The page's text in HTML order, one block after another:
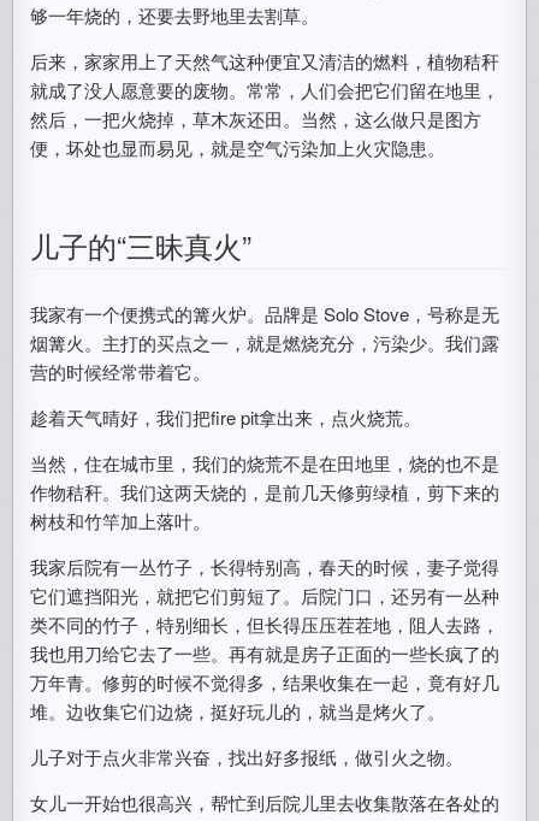
够一年烧的，还要去野地里去割草。
后来，家家用上了天然气这种便宜又清洁的燃料，植物秸秆
就成了没人愿意要的废物。常常，人们会把它们留在地里，
然后，一把火烧掉，草木灰还田。当然，这么做只是图方
便，坏处也显而易见，就是空气污染加上火灾隐患。
儿子的“三昧真火”
我家有一个便携式的篝火炉。品牌是 Solo Stove，号称是无
烟篝火。主打的买点之一，就是燃烧充分，污染少。我们露
营的时候经常带着它。
趁着天气晴好，我们把fire pit拿出来，点火烧荒。
当然，住在城市里，我们的烧荒不是在田地里，烧的也不是
作物秸秆。我们这两天烧的，是前几天修剪绿植，剪下来的
树枝和竹竿加上落叶。
我家后院有一丛竹子，长得特别高，春天的时候，妻子觉得
它们遮挡阳光，就把它们剪短了。后院门口，还另有一丛种
类不同的竹子，特别细长，但长得压压茬茬地，阻人去路，
我也用刀给它去了一些。再有就是房子正面的一些长疯了的
万年青。修剪的时候不觉得多，结果收集在一起，竟有好几
堆。边收集它们边烧，挺好玩儿的，就当是烤火了。
儿子对于点火非常兴奋，找出好多报纸，做引火之物。
女儿一开始也很高兴，帮忙到后院儿里去收集散落在各处的